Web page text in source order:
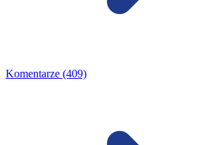
Komentarze (409)